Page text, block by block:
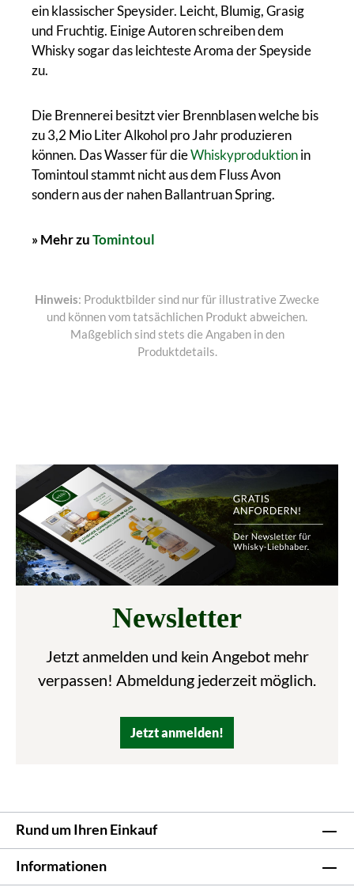
ein klassischer Speysider. Leicht, Blumig, Grasig
und Fruchtig. Einige Autoren schreiben dem
Whisky sogar das leichteste Aroma der Speyside
zu.
Die Brennerei besitzt vier Brennblasen welche bis
zu 3,2 Mio Liter Alkohol pro Jahr produzieren
können. Das Wasser für dieWhiskyproduktionin
Tomintoul stammt nicht aus dem Fluss Avon
sondern aus der nahen Ballantruan Spring.
» Mehr zuTomintoul
Hinweis: Produktbilder sind nur für illustrative Zwecke
und können vom tatsächlichen Produkt abweichen.
Maßgeblich sind stets die Angaben in den
Produktdetails.
Newsletter
Jetzt anmelden und kein Angebot mehr
verpassen! Abmeldung jederzeit möglich.
Jetzt anmelden!
Rund um Ihren Einkauf
Informationen